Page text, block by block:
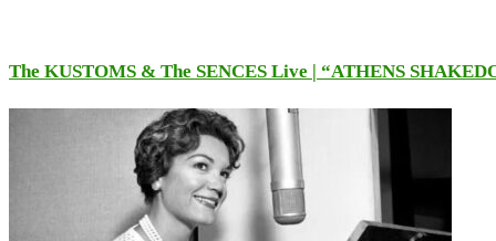
The KUSTOMS & The SENCES Live | “ATHENS